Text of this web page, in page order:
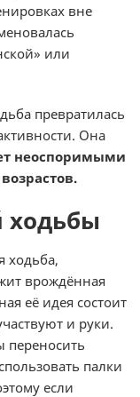
вне
или
превратилась
Она
неоспоримыми
ходьбы
ходьба,
врождённая
её идея состоит
и руки.
переносить
палки
если